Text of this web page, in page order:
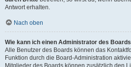
Antwort erhalten.
Nach oben
Wie kann ich einen Administrator des
Alle Benutzer des Boards können das
Funktion durch die Board-Administration
Mitglieder des Boards können zusätzlich den